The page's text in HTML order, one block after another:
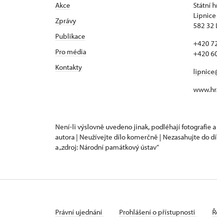
Akce
Zprávy
Publikace
Pro média
Kontakty
Státní
Lipnice
582 32
+420
+420
Není-li výslovně uvedeno jinak, podléhají fotografie
autora | Neužívejte dílo komerčně | Nezasahujte do
a „zdroj: Národní památkový ústav“
Právní ujednání Prohlášení o přístupnosti